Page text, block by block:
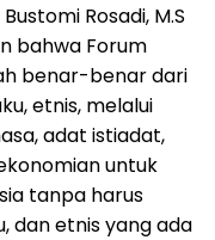
Rosadi, M.S
bahwa Forum
benar-benar dari
etnis, melalui
adat istiadat,
untuk
tanpa harus
dan etnis yang ada